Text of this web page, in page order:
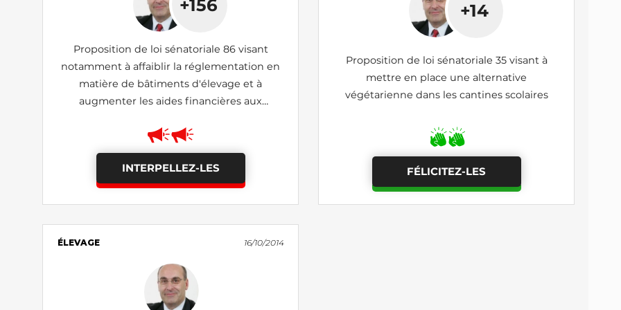
+156
Proposition de loi sénatoriale 86 visant
notamment à affaiblir la réglementation en
matière de bâtiments d'élevage et à
augmenter les aides financières aux
INTERPELLEZ-LES
+14
Proposition de loi sénatoriale 35 visant à
mettre en place une alternative
végétarienne dans les cantines scolaires
FÉLICITEZ-LES
ÉLEVAGE 16/10/2014